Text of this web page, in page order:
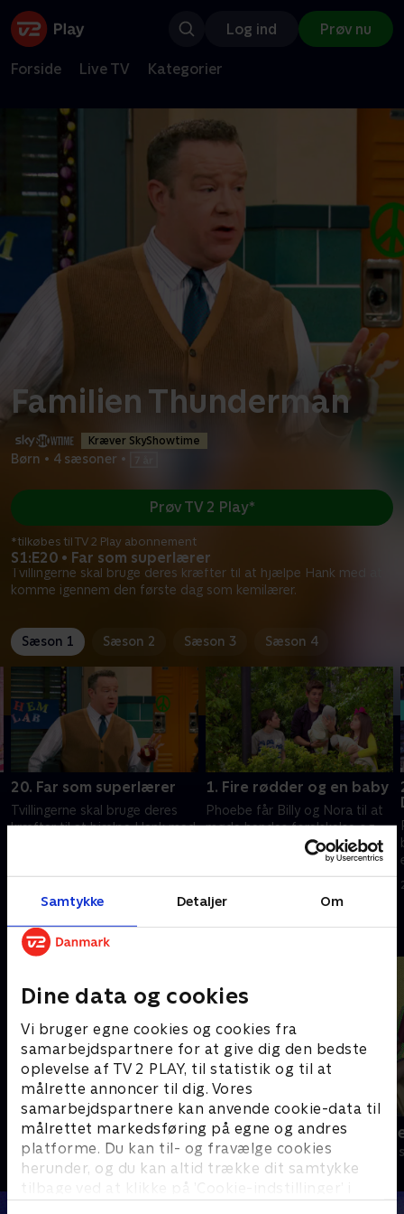
Samtykke Detaljer Om
Dine data og cookies
Vi bruger egne cookies og cookies fra
samarbejdspartnere for at give dig den bedste
oplevelse af TV 2 PLAY, til statistik og til at
målrette annoncer til dig. Vores
samarbejdspartnere kan anvende cookie-data til
målrettet markedsføring på egne og andres
platforme. Du kan til- og fravælge cookies
herunder, og du kan altid trække dit samtykke
tilbage ved at klikke på ’Cookie-indstillinger’ i
Log ind Prøv nu
Forside Live TV Kategorier
Familien Thunderman
Kræver SkyShowtime
Børn • 4 sæsoner •
S1:E20 • Far som superlærer
Tvillingerne skal bruge deres kræfter til at hjælpe Hank med at
komme igennem den første dag som kemilærer.
Prøv TV 2 Play*
*tilkøbes til TV 2 Play abonnement
Sæson 1 Sæson 2 Sæson 3 Sæson 4
20. Far som superlærer
Tvillingerne skal bruge deres
kræfter til at hjælpe Hank med
1. Fire rødder og en baby
Phoebe får Billy og Nora til at
møde hendes forelskelse og
Andre så også
Byens Helte - alt om køretøjer
Børneserier • 1 sæsoner
Gennem
Børneserier • 1